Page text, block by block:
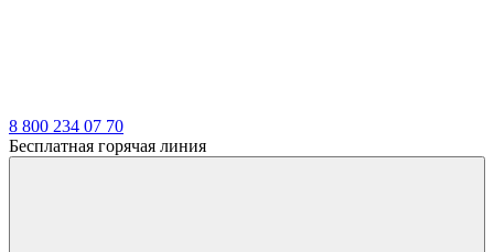
8 800 234 07 70
Бесплатная горячая линия